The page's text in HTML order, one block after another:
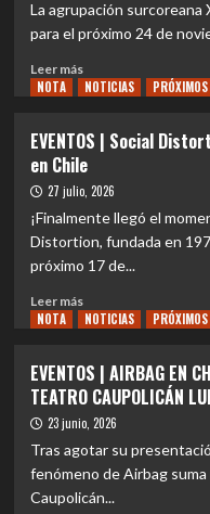
The
Last
Concert»
concierto
sinfónico
en
junto
a
Mika
3
de
en
el
Teatro
Caupolicán
La agrupación surcoreana
para el próximo 24 de
Leer másLeer
más
|
XLOV
regresa
con
su
gira
«XLOV
LATAM
TOUR
II»:
de
noviembre
NOTA NOTICIAS
EVENTOS | Social
en Chile
27 julio, 2026
¡Finalmente llegó el
Distortion, fundada en
próximo 17 de...
Leer másLeer
más
|
Social
Distortion
confirma
primer
concierto
NOTA NOTICIAS
EVENTOS | AIRBAG EN
TEATRO CAUPOLICÁN
23 junio, 2026
Tras agotar su
fenómeno de Airbag
Caupolicán...